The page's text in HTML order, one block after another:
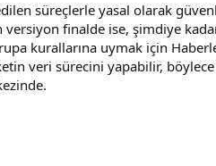
süreçlerle yasal olarak
finalde ise, şimdiye
kurallarına uymak için
veri sürecini yapabilir,